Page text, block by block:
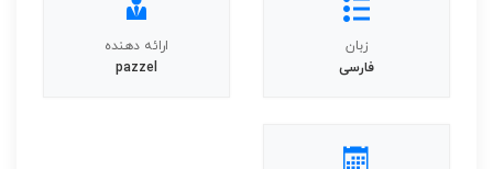
زبان
فارسی
ارائه دهنده
pazzel